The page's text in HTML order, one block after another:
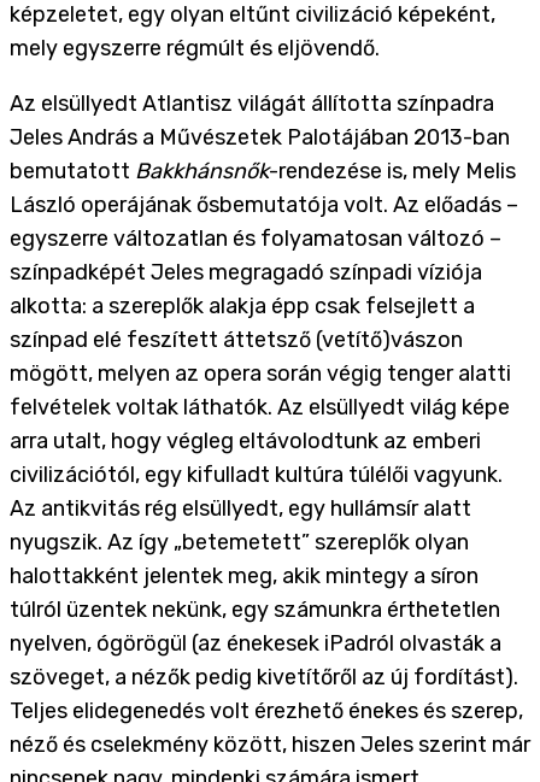
képzeletet, egy olyan eltűnt civilizáció képeként,
mely egyszerre régmúlt és eljövendő.
Az elsüllyedt Atlantisz világát állította színpadra
Jeles András a Művészetek Palotájában 2013-ban
bemutatott Bakkhánsnők-rendezése is, mely Melis
László operájának ősbemutatója volt. Az előadás –
egyszerre változatlan és folyamatosan változó –
színpadképét Jeles megragadó színpadi víziója
alkotta: a szereplők alakja épp csak felsejlett a
színpad elé feszített áttetsző (vetítő)vászon
mögött, melyen az opera során végig tenger alatti
felvételek voltak láthatók. Az elsüllyedt világ képe
arra utalt, hogy végleg eltávolodtunk az emberi
civilizációtól, egy kifulladt kultúra túlélői vagyunk.
Az antikvitás rég elsüllyedt, egy hullámsír alatt
nyugszik. Az így „betemetett” szereplők olyan
halottakként jelentek meg, akik mintegy a síron
túlról üzentek nekünk, egy számunkra érthetetlen
nyelven, ógörögül (az énekesek iPadról olvasták a
szöveget, a nézők pedig kivetítőről az új fordítást).
Teljes elidegenedés volt érezhető énekes és szerep,
néző és cselekmény között, hiszen Jeles szerint már